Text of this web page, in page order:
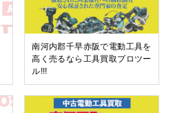
南河内郡千早赤阪で電動工具を
高く売るなら工具買取プロツー
ル!!!